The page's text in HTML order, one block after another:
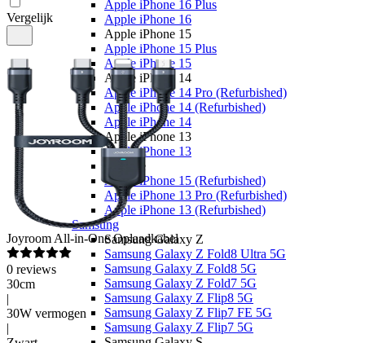
Apple iPhone 16 Plus
Apple iPhone 16
Apple iPhone 15
Apple iPhone 15 Plus
Apple iPhone 15
Apple iPhone 14
Apple iPhone 14 Pro (Refurbished)
Apple iPhone 14 (Refurbished)
Apple iPhone 14
Apple iPhone 13
Apple iPhone 13
Overige
Apple iPhone 15 (Refurbished)
Apple iPhone 13 Pro (Refurbished)
Apple iPhone 13 (Refurbished)
Samsung
Samsung Galaxy Z
Samsung Galaxy Z Fold8 Ultra 5G
Samsung Galaxy Z Fold8 5G
Samsung Galaxy Z Fold7 5G
Samsung Galaxy Z Flip8 5G
Samsung Galaxy Z Flip7 FE 5G
Samsung Galaxy Z Flip7 5G
Vergelijk
Joyroom All-in-One Oplaadkabel
0 reviews
30cm
|
30W vermogen
|